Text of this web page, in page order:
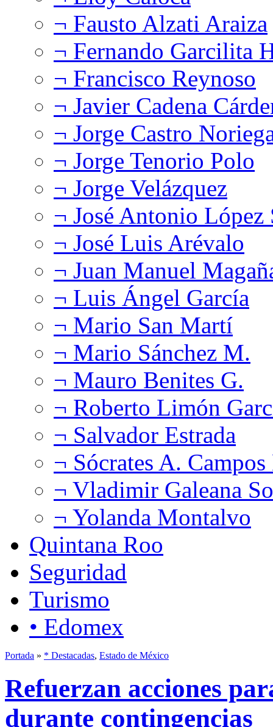
¬ Fausto Alzati Araiza
¬ Fernando Garcilita
¬ Francisco Reynoso
¬ Javier Cadena
¬ Jorge Castro
¬ Jorge Tenorio Polo
¬ Jorge Velázquez
¬ José Antonio López
¬ José Luis Arévalo
¬ Juan Manuel
¬ Luis Ángel García
¬ Mario San Martí
¬ Mario Sánchez M.
¬ Mauro Benites G.
¬ Roberto Limón
¬ Salvador Estrada
¬ Sócrates A.
¬ Vladimir Galeana
¬ Yolanda Montalvo
Quintana Roo
Seguridad
Turismo
• Edomex
Portada » * Destacadas, Estado de México
Refuerzan acciones
durante contingencias